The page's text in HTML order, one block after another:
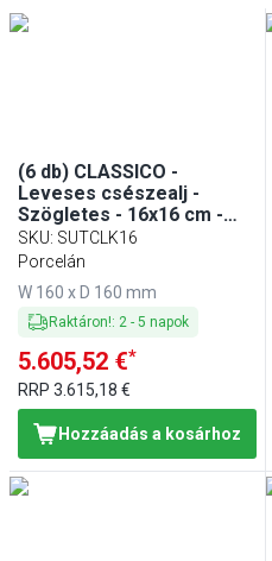
(6 db) CLASSICO -
Leveses csészealj -
Szögletes - 16x16 cm -
porcelán - Fehér
SKU: SUTCLK16
Porcelán
W 160 x D 160 mm
Raktáron!: 2- 5 napok
5.605,52 €*
RRP 3.615,18 €
Hozzáadás a kosárhoz